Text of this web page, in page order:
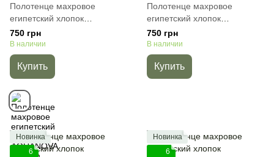
Полотенце махровое
египетский хлопок
AQUANOVA London Birch,
Бежевый, 30х50 см, Для рук
750 грн
В наличии
Купить
Полотенце махровое
египетский хлопок
AQUANOVA London Truffle,
30х50 см, Для рук
750 грн
В наличии
Купить
Новинка
6
Новинка
6